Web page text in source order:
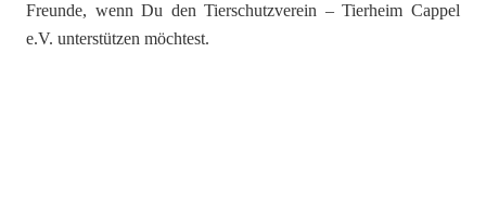
Freunde, wenn Du den Tierschutzverein – Tierheim Cappel
e.V. unterstützen möchtest.